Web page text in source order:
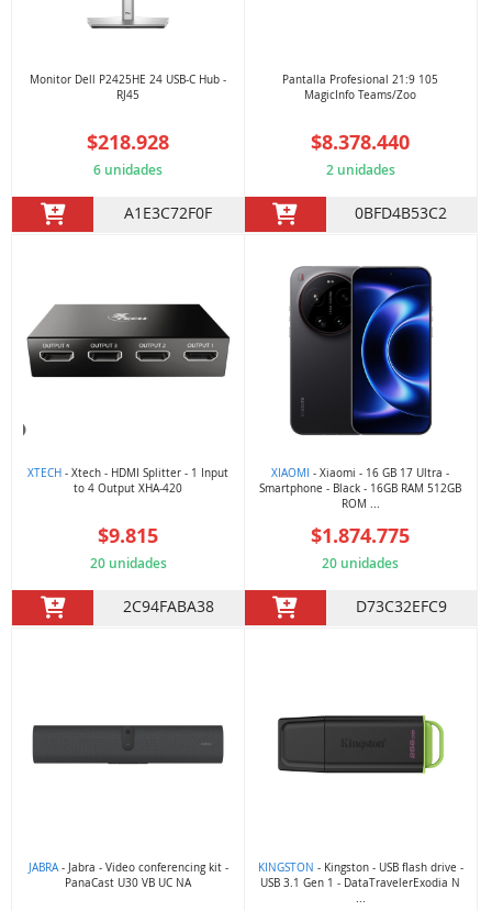
Monitor Dell P2425HE 24 USB-C Hub -
RJ45
$218.928
6 unidades
A1E3C72F0F
Pantalla Profesional 21:9 105
MagicInfo Teams/Zoo
$8.378.440
2 unidades
0BFD4B53C2
XTECH - Xtech - HDMI Splitter - 1 Input
to 4 Output XHA-420
$9.815
20 unidades
2C94FABA38
XIAOMI - Xiaomi - 16 GB 17 Ultra -
Smartphone - Black - 16GB RAM 512GB
ROM ...
$1.874.775
20 unidades
D73C32EFC9
JABRA- Jabra - Video conferencing kit -
PanaCast U30 VB UC NA
KINGSTON - Kingston - USB flash drive -
USB 3.1 Gen 1 - DataTravelerExodia N
...